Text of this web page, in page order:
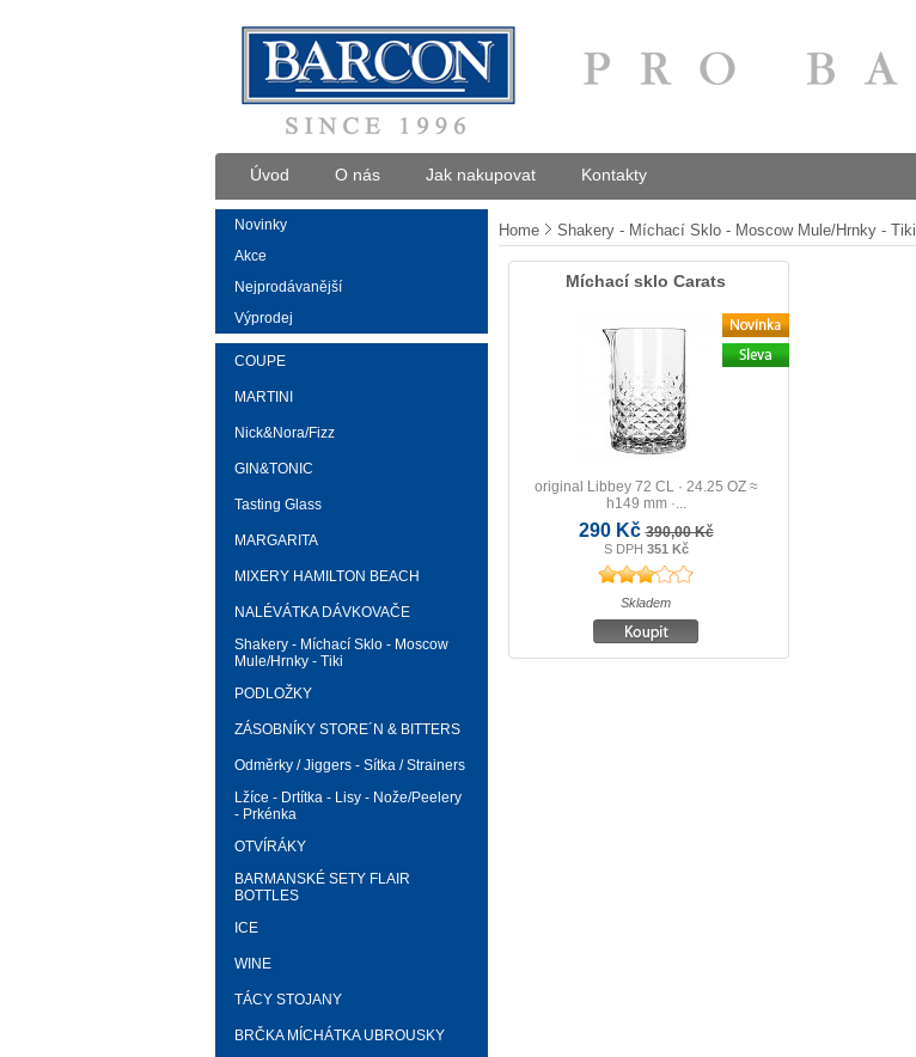
Úvod O nás Jak nakupovat Kontakty
Novinky
Akce
Nejprodávanější
Výprodej
COUPE
MARTINI
Nick&Nora/Fizz
GIN&TONIC
Tasting Glass
MARGARITA
MIXERY HAMILTON BEACH
NALÉVÁTKA DÁVKOVAČE
Shakery - Míchací Sklo - Moscow
Mule/Hrnky - Tiki
PODLOŽKY
ZÁSOBNÍKY STORE´N & BITTERS
Odměrky / Jiggers - Sítka / Strainers
Lžíce - Drtítka - Lisy - Nože/Peelery
- Prkénka
OTVÍRÁKY
BARMANSKÉ SETY FLAIR
BOTTLES
ICE
WINE
TÁCY STOJANY
BRČKA MÍCHÁTKA UBROUSKY
Home Shakery - Míchací Sklo - Moscow Mule/Hrnky - Tiki
Míchací sklo Carats
original Libbey 72 CL · 24.25 OZ ≈
h149 mm ·...
290 Kč390,00 Kč
S DPH 351 Kč
Skladem